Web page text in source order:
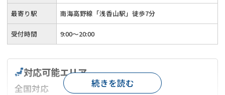
最寄り駅 南海高野線「浅香山駅」徒歩7分
受付時間 9:00～20:00
対応可能エリア
全国対応 続きを読む